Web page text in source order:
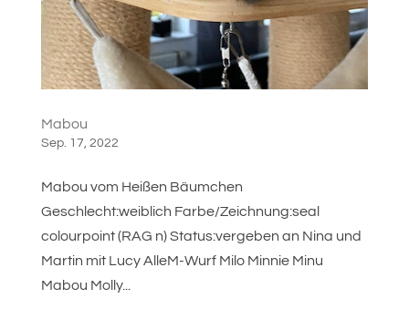
Mabou
Sep. 17, 2022
Mabou vom Heißen Bäumchen
Geschlecht:weiblich Farbe/Zeichnung:seal
colourpoint (RAG n) Status:vergeben an Nina und
Martin mit Lucy AlleM-Wurf Milo Minnie Minu
Mabou Molly...